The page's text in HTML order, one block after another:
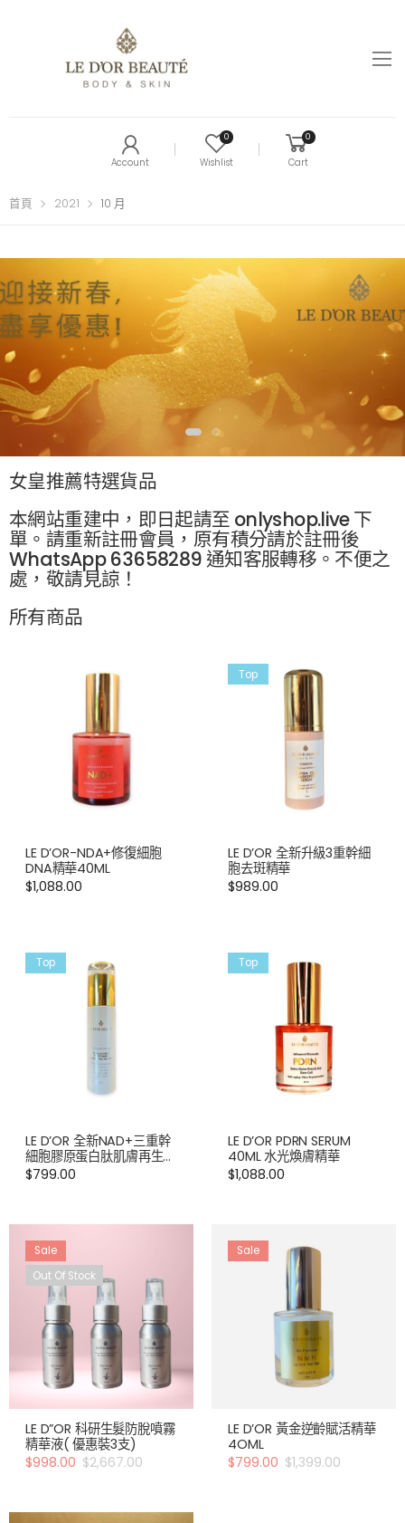
Account
0
Wishlist
0
Cart
首頁 2021 10 月
女皇推薦特選貨品
本網站重建中，即日起請至 onlyshop.live 下
單。請重新註冊會員，原有積分請於註冊後
WhatsApp 63658289 通知客服轉移。不便之
處，敬請見諒！
所有商品
LE D’OR-NDA+修復細胞
DNA精華40ML
$1,088.00
Top
LE D’OR 全新升級3重幹細
胞去斑精華
$989.00
Top
LE D’OR 全新NAD+三重幹
細胞膠原蛋白肽肌膚再生睡
眠面膜100ML
$799.00
Top
LE D’OR PDRN SERUM
40ML 水光煥膚精華
$1,088.00
Sale
Out Of Stock
LE D”OR 科研生髮防脫噴霧
精華液( 優惠裝3支)
$2,667.00
$998.00
Sale
LE D’OR 黃金逆齡賦活精華
4OML
$1,399.00
$799.00